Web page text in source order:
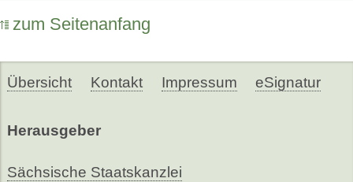
zum Seitenanfang
Übersicht Kontakt Impressum eSignatur
Herausgeber
Sächsische Staatskanzlei